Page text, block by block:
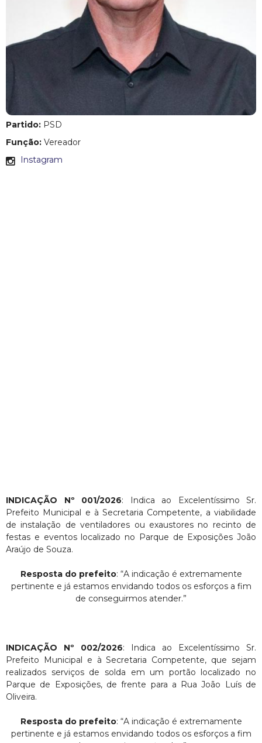
i
l
d
Partido: PSD
Função: Vereador
Instagram
INDICAÇÃO Nº 001/2026: Indica ao Excelentíssimo Sr.
Prefeito Municipal e à Secretaria Competente, a viabilidade
de instalação de ventiladores ou exaustores no recinto de
festas e eventos localizado no Parque de Exposições João
Araújo de Souza.
Resposta do prefeito: “A indicação é extremamente
pertinente e já estamos envidando todos os esforços a fim
de conseguirmos atender.”
INDICAÇÃO Nº 002/2026: Indica ao Excelentíssimo Sr.
Prefeito Municipal e à Secretaria Competente, que sejam
realizados serviços de solda em um portão localizado no
Parque de Exposições, de frente para a Rua João Luís de
Oliveira.
Resposta do prefeito: “A indicação é extremamente
pertinente e já estamos envidando todos os esforços a fim